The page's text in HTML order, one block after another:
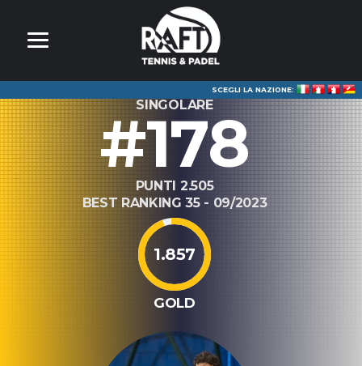
SCEGLI LA NAZIONE:
SINGOLARE
#178
PUNTI 2.505
BEST RANKING 35 - 09/2023
1.857
GOLD